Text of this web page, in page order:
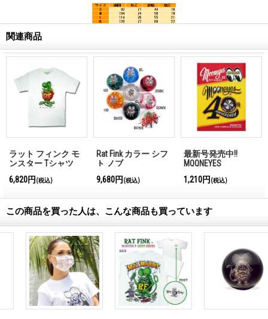
関連商品
ラット フィンク モ
ンスター Tシャツ
6,820円 (税込)
Rat Fink カラー シフ
ト ノブ
9,680円 (税込)
最新号発売中!!
MQQNEYES
Magazine No.28 2026
1,210円 (税込)
この商品を買った人は、こんな商品も買っています